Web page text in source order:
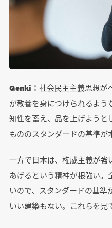
Genki： 社会民主主義思想が
が教養を身につけられるよう
知性を蓄え、品を上げようと
もののスタンダードの基準が
一方で日本は、権威主義が強
あげるという精神が根強い。
いので、スタンダードの基準
いい建築もない。これらを見